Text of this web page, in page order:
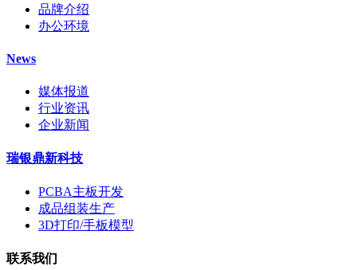
品牌介绍
办公环境
News
媒体报道
行业资讯
企业新闻
瑞银鼎新科技
PCBA主板开发
成品组装生产
3D打印/手板模型
联系我们